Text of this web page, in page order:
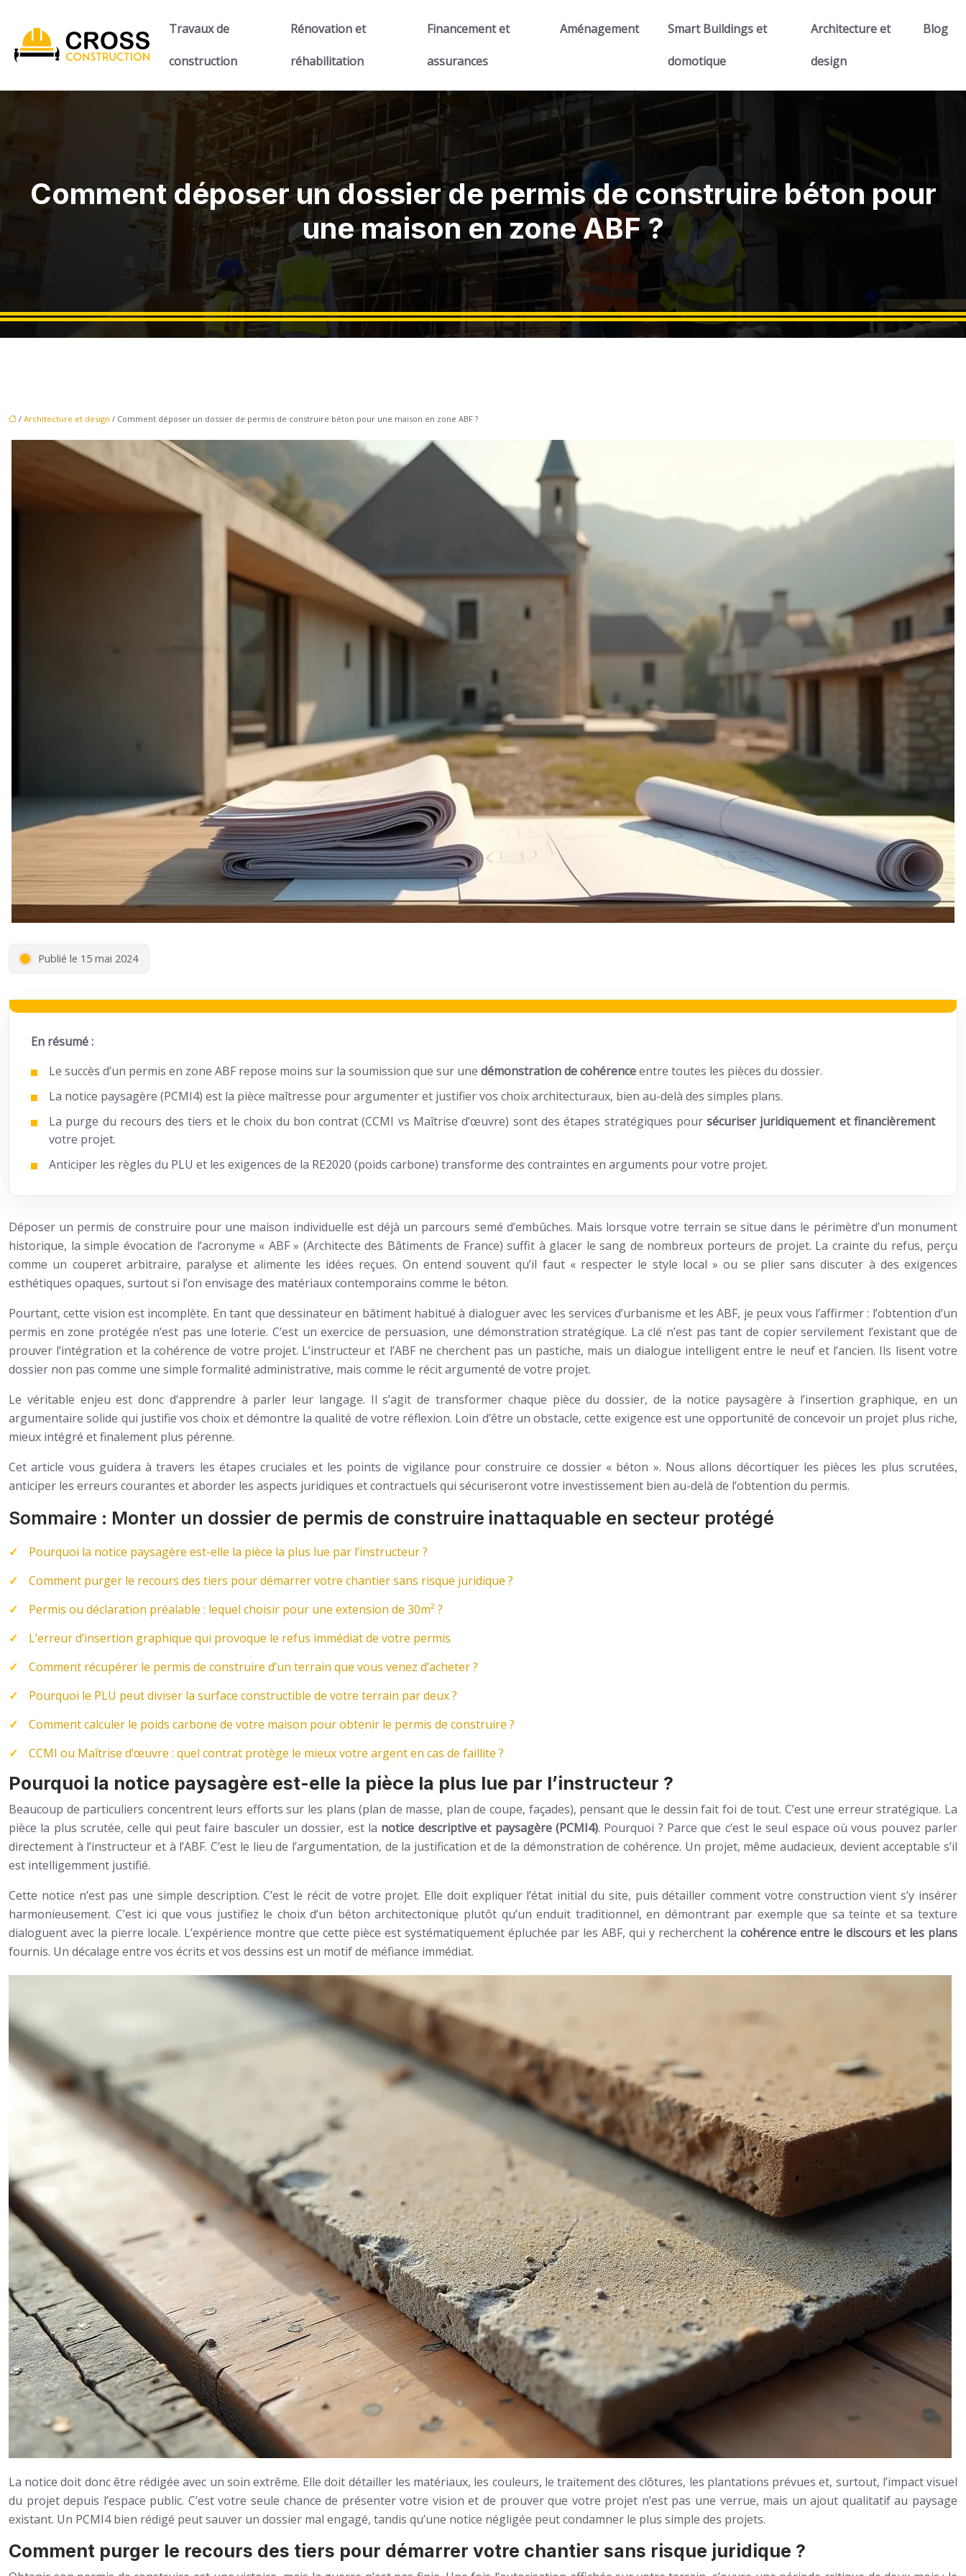
Travaux de
construction
Rénovation et
réhabilitation
Financement et
assurances
Aménagement Smart Buildings et
domotique
Architecture et
design
Blog
Comment déposer un dossier de permis de construire béton pour
une maison en zone ABF ?
/ Architecture et design / Comment déposer un dossier de permis de construire béton pour une maison en zone ABF ?
Publié le 15 mai 2024
En résumé :
Le succès d’un permis en zone ABF repose moins sur la soumission que sur une démonstration de cohérenceentre toutes les pièces du dossier.
La notice paysagère (PCMI4) est la pièce maîtresse pour argumenter et justifier vos choix architecturaux, bien au-delà des simples plans.
La purge du recours des tiers et le choix du bon contrat (CCMI vs Maîtrise d’œuvre) sont des étapes stratégiques poursécuriser juridiquement et financièrement
votre projet.
Anticiper les règles du PLU et les exigences de la RE2020 (poids carbone) transforme des contraintes en arguments pour votre projet.
Déposer un permis de construire pour une maison individuelle est déjà un parcours semé d’embûches. Mais lorsque votre terrain se situe dans le périmètre d’un monument
historique, la simple évocation de l’acronyme « ABF » (Architecte des Bâtiments de France) suffit à glacer le sang de nombreux porteurs de projet. La crainte du refus, perçu
comme un couperet arbitraire, paralyse et alimente les idées reçues. On entend souvent qu’il faut « respecter le style local » ou se plier sans discuter à des exigences
esthétiques opaques, surtout si l’on envisage des matériaux contemporains comme le béton.
Pourtant, cette vision est incomplète. En tant que dessinateur en bâtiment habitué à dialoguer avec les services d’urbanisme et les ABF, je peux vous l’affirmer : l’obtention d’un
permis en zone protégée n’est pas une loterie. C’est un exercice de persuasion, une démonstration stratégique. La clé n’est pas tant de copier servilement l’existant que de
prouver l’intégration et la cohérence de votre projet. L’instructeur et l’ABF ne cherchent pas un pastiche, mais un dialogue intelligent entre le neuf et l’ancien. Ils lisent votre
dossier non pas comme une simple formalité administrative, mais comme le récit argumenté de votre projet.
Le véritable enjeu est donc d’apprendre à parler leur langage. Il s’agit de transformer chaque pièce du dossier, de la notice paysagère à l’insertion graphique, en un
argumentaire solide qui justifie vos choix et démontre la qualité de votre réflexion. Loin d’être un obstacle, cette exigence est une opportunité de concevoir un projet plus riche,
mieux intégré et finalement plus pérenne.
Cet article vous guidera à travers les étapes cruciales et les points de vigilance pour construire ce dossier « béton ». Nous allons décortiquer les pièces les plus scrutées,
anticiper les erreurs courantes et aborder les aspects juridiques et contractuels qui sécuriseront votre investissement bien au-delà de l’obtention du permis.
Sommaire : Monter un dossier de permis de construire inattaquable en secteur protégé
Pourquoi la notice paysagère est-elle la pièce la plus lue par l’instructeur ?
Comment purger le recours des tiers pour démarrer votre chantier sans risque juridique ?
Permis ou déclaration préalable : lequel choisir pour une extension de 30m² ?
L’erreur d’insertion graphique qui provoque le refus immédiat de votre permis
Comment récupérer le permis de construire d’un terrain que vous venez d’acheter ?
Pourquoi le PLU peut diviser la surface constructible de votre terrain par deux ?
Comment calculer le poids carbone de votre maison pour obtenir le permis de construire ?
CCMI ou Maîtrise d’œuvre : quel contrat protège le mieux votre argent en cas de faillite ?
Pourquoi la notice paysagère est-elle la pièce la plus lue par l’instructeur ?
Beaucoup de particuliers concentrent leurs efforts sur les plans (plan de masse, plan de coupe, façades), pensant que le dessin fait foi de tout. C’est une erreur stratégique. La
pièce la plus scrutée, celle qui peut faire basculer un dossier, est la notice descriptive et paysagère (PCMI4). Pourquoi ? Parce que c’est le seul espace où vous pouvez parler
directement à l’instructeur et à l’ABF. C’est le lieu de l’argumentation, de la justification et de la démonstration de cohérence. Un projet, même audacieux, devient acceptable s’il
est intelligemment justifié.
Cette notice n’est pas une simple description. C’est le récit de votre projet. Elle doit expliquer l’état initial du site, puis détailler comment votre construction vient s’y insérer
harmonieusement. C’est ici que vous justifiez le choix d’un béton architectonique plutôt qu’un enduit traditionnel, en démontrant par exemple que sa teinte et sa texture
dialoguent avec la pierre locale. L’expérience montre que cette pièce est systématiquement épluchée par les ABF, qui y recherchent la cohérence entre le discours et les plans
fournis. Un décalage entre vos écrits et vos dessins est un motif de méfiance immédiat.
La notice doit donc être rédigée avec un soin extrême. Elle doit détailler les matériaux, les couleurs, le traitement des clôtures, les plantations prévues et, surtout, l’impact visuel
du projet depuis l’espace public. C’est votre seule chance de présenter votre vision et de prouver que votre projet n’est pas une verrue, mais un ajout qualitatif au paysage
existant. Un PCMI4 bien rédigé peut sauver un dossier mal engagé, tandis qu’une notice négligée peut condamner le plus simple des projets.
Comment purger le recours des tiers pour démarrer votre chantier sans risque juridique ?